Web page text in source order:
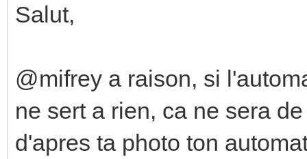
Salut,
@mifrey a raison, si
ne sert a rien, ca ne sera
d'apres ta photo ton